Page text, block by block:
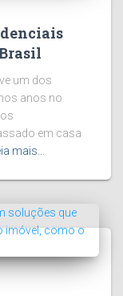
um dos
anos no
em casa
mais…